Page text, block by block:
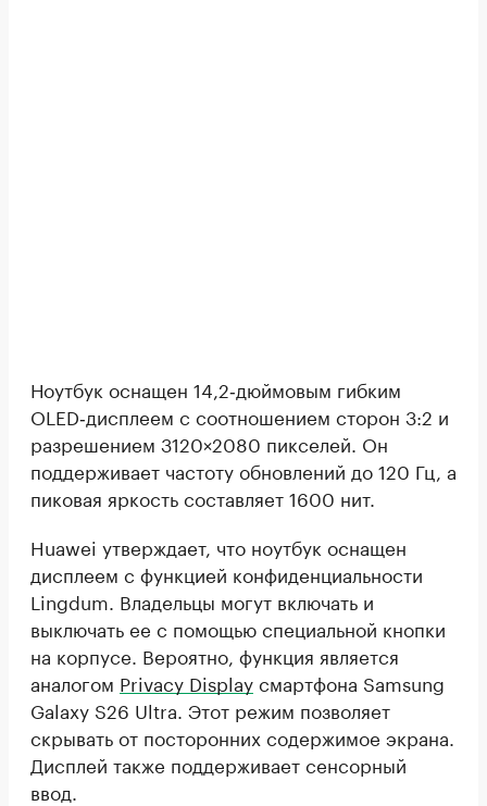
Ноутбук оснащен 14,2‑дюймовым гибким
OLED‑дисплеем с соотношением сторон 3:2 и
разрешением 3120×2080 пикселей. Он
поддерживает частоту обновлений до 120 Гц, а
пиковая яркость составляет 1600 нит.
Huawei утверждает, что ноутбук оснащен
дисплеем с функцией конфиденциальности
Lingdum. Владельцы могут включать и
выключать ее с помощью специальной кнопки
на корпусе. Вероятно, функция является
аналогом Privacy Displayсмартфона Samsung
Galaxy S26 Ultra. Этот режим позволяет
скрывать от посторонних содержимое экрана.
Дисплей также поддерживает сенсорный
ввод.